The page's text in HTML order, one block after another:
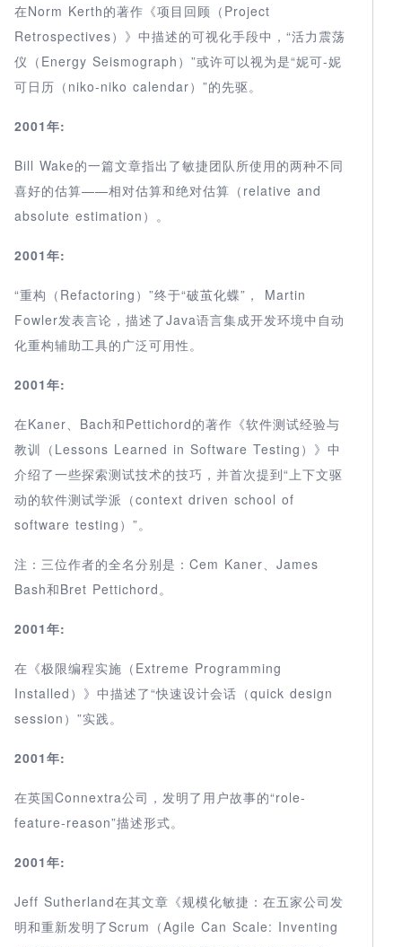
在Norm Kerth的著作《项目回顾（Project
Retrospectives）》中描述的可视化手段中，“活力震荡
仪（Energy Seismograph）”或许可以视为是“妮可-妮
可日历（niko-niko calendar）”的先驱。
2001年:
Bill Wake的一篇文章指出了敏捷团队所使用的两种不同
喜好的估算——相对估算和绝对估算（relative and
absolute estimation）。
2001年:
“重构（Refactoring）”终于“破茧化蝶”， Martin
Fowler发表言论，描述了Java语言集成开发环境中自动
化重构辅助工具的广泛可用性。
2001年:
在Kaner、Bach和Pettichord的著作《软件测试经验与
教训（Lessons Learned in Software Testing）》中
介绍了一些探索测试技术的技巧，并首次提到“上下文驱
动的软件测试学派（context driven school of
software testing）”。
注：三位作者的全名分别是：Cem Kaner、James
Bash和Bret Pettichord。
2001年:
在《极限编程实施（Extreme Programming
Installed）》中描述了“快速设计会话（quick design
session）”实践。
2001年:
在英国Connextra公司，发明了用户故事的“role-
feature-reason”描述形式。
2001年:
Jeff Sutherland在其文章《规模化敏捷：在五家公司发
明和重新发明了Scrum（Agile Can Scale: Inventing